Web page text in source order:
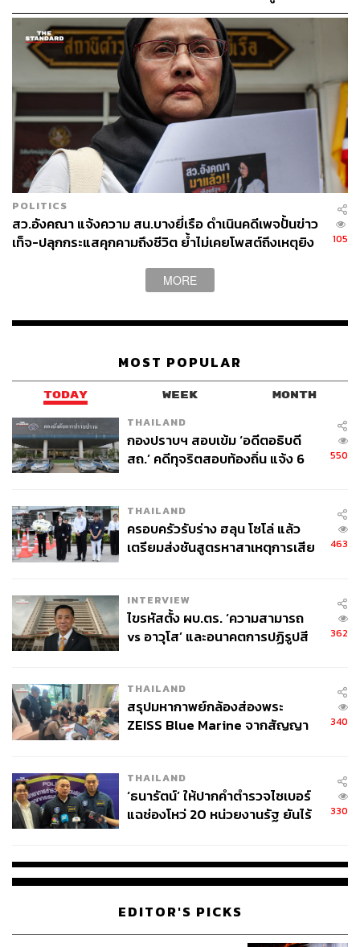
เนื่องในวันมหิดล ประจำปี 2569 [PR NEWS]
POLITICS
สว.อังคณา แจ้งความ สน.บางยี่เรือ ดำเนินคดีเพจปั้นข่าว
เท็จ-ปลุกกระแสคุกคามถึงชีวิต ย้ำไม่เคยโพสต์ถึงเหตุยิง
105
MORE
MOST POPULAR
TODAY WEEK MONTH
THAILAND
กองปราบฯ สอบเข้ม ‘อดีตอธิบดี
สถ.’ คดีทุจริตสอบท้องถิ่น แจ้ง 6
550
THAILAND
ครอบครัวรับร่าง ฮลุน โซโล่ แล้ว
เตรียมส่งชันสูตรหาสาเหตุการเสีย
463
INTERVIEW
ไขรหัสตั้ง ผบ.ตร. ‘ความสามารถ
vs อาวุโส’ และอนาคตการปฏิรูปสี
362
THAILAND
สรุปมหากาพย์กล้องส่องพระ
ZEISS Blue Marine จากสัญญา
จ่ายหนี้-แอบระบุแบรนด์
340
THAILAND
‘ธนารัตน์’ ให้ปากคำตำรวจไซเบอร์
แฉช่องโหว่ 20 หน่วยงานรัฐ ยันไร้
330
EDITOR'S PICKS